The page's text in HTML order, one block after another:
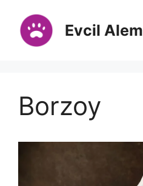
Evcil Alem
Borzoy